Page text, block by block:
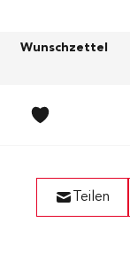
Wunschzettel
Teilen